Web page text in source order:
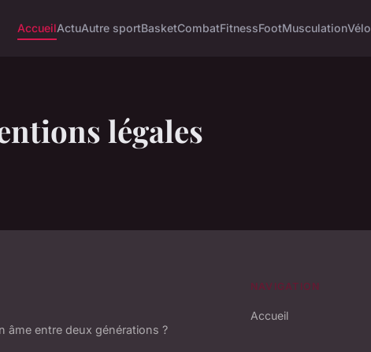
AccueilActuAutre sportBasketCombatFitnessFootMusculationVélo
légales
âme entre deux générations ?
NAVIGATION
Accueil